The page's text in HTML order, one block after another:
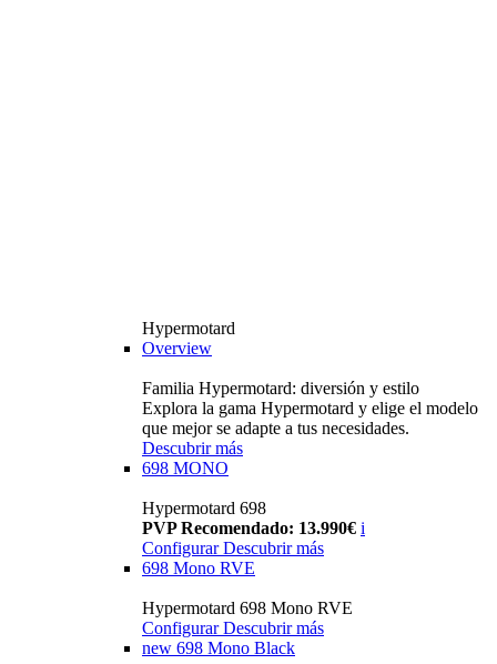
Hypermotard
Overview
Familia Hypermotard: diversión y estilo
Explora la gama Hypermotard y elige el modelo
que mejor se adapte a tus necesidades.
Descubrir más
698 MONO
Hypermotard 698
PVP Recomendado: 13.990€ i
ConfigurarDescubrir más
698 Mono RVE
Hypermotard 698 Mono RVE
Configurar Descubrir más
new 698 Mono Black